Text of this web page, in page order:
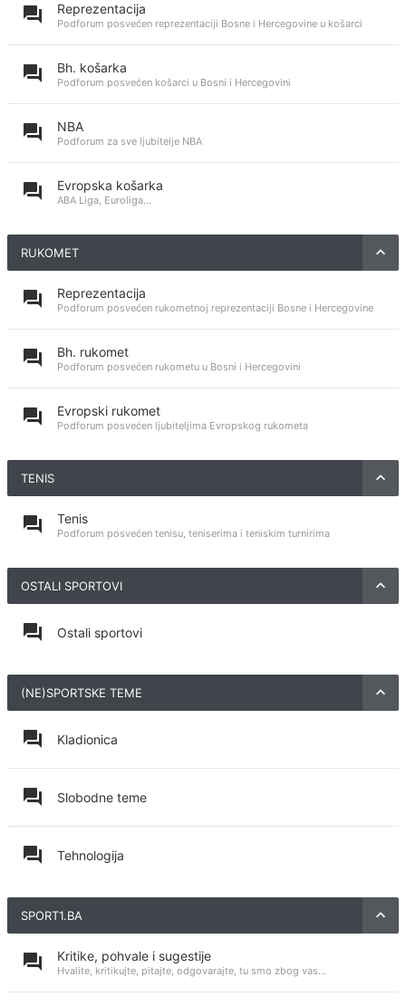
Reprezentacija
Podforum posvećen reprezentaciji Bosne i Hercegovine u košarci
Bh. košarka
Podforum posvećen košarci u Bosni i Hercegovini
NBA
Podforum za sve ljubitelje NBA
Evropska košarka
ABA Liga, Euroliga...
RUKOMET
Reprezentacija
Podforum posvećen rukometnoj reprezentaciji Bosne i Hercegovine
Bh. rukomet
Podforum posvećen rukometu u Bosni i Hercegovini
Evropski rukomet
Podforum posvećen ljubiteljima Evropskog rukometa
TENIS
Tenis
Podforum posvećen tenisu, teniserima i teniskim turnirima
OSTALI SPORTOVI
Ostali sportovi
(NE)SPORTSKE TEME
Kladionica
Slobodne teme
Tehnologija
SPORT1.BA
Kritike, pohvale i sugestije
Hvalite, kritikujte, pitajte, odgovarajte, tu smo zbog vas...